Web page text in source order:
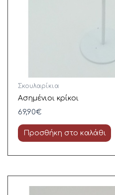
Σκουλαρίκια
Ασημένιοι κρίκοι
69,90€
Προσθήκη στο καλάθι